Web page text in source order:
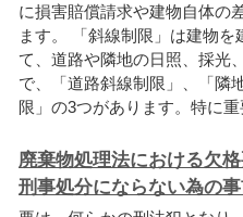
に損害賠償請求や建物自体の
ます。 「斜線制限」は建物
て、道路や隣地の日照、採光
で、「道路斜線制限」、「隣
限」の3つがあります。特に
廃棄物処理法における欠
刑事処分にならない為の